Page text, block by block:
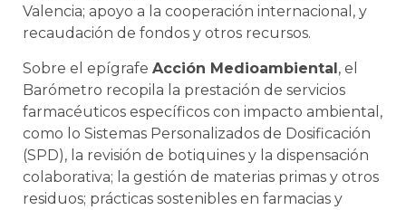
Valencia; apoyo a la cooperación internacional, y
recaudación de fondos y otros recursos.
Sobre el epígrafe Acción Medioambiental, el
Barómetro recopila la prestación de servicios
farmacéuticos específicos con impacto ambiental,
como lo Sistemas Personalizados de Dosificación
(SPD), la revisión de botiquines y la dispensación
colaborativa; la gestión de materias primas y otros
residuos; prácticas sostenibles en farmacias y